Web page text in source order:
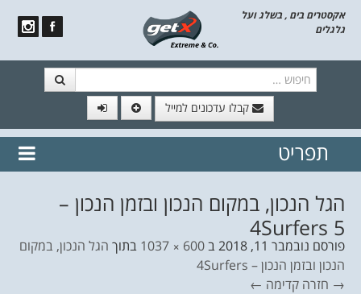
אקסטרים בים , בשלג ועל
גלגלים
קבלו עדכונים למייל
// הצטרף לרשימת תפוצה!
נשמח
תפריט
הגל הנכון, במקום הנכון ובזמן הנכון –
4Surfers 5
פורסם נובמבר 11, 2018 ב600 × 1037 בתוך הגל הנכון, במקום
הנכון ובזמן הנכון – 4Surfers
→ חזרה קדימה ←